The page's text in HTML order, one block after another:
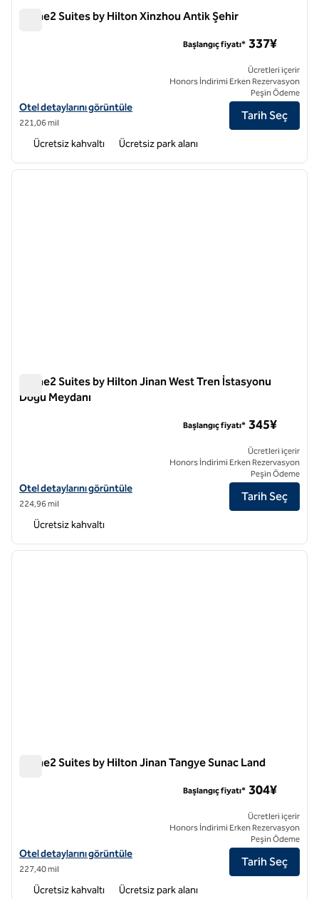
Home2 Suites by Hilton Xinzhou Antik Şehir
Home2 Suites by Hilton Xinzhou Ancient City için otel detaylarını
Otel detaylarını görüntüle
221,06 mil
Başlangıç fiyatı* 337¥
Ücretleri içerir
Honors İndirimi Erken Rezervasyon
Peşin Ödeme
Tarih Seç
Ücretsiz kahvaltı Ücretsiz park alanı
1 / 12
Home2 Suites by Hilton Jinan West Tren İstasyonu
Doğu Meydanı
Home2 Suites by Hilton Jinan West Railway Station East Square için
Otel detaylarını görüntüle
224,96 mil
Başlangıç fiyatı* 345¥
Ücretleri içerir
Honors İndirimi Erken Rezervasyon
Peşin Ödeme
Tarih Seç
Ücretsiz kahvaltı
1 / 12
Home2 Suites by Hilton Jinan Tangye Sunac Land
Home2 Suites by Hilton Jinan Tangye Sunac Land için otel
Otel detaylarını görüntüle
227,40 mil
Başlangıç fiyatı* 304¥
Ücretleri içerir
Honors İndirimi Erken Rezervasyon
Peşin Ödeme
Tarih Seç
Ücretsiz kahvaltı Ücretsiz park alanı